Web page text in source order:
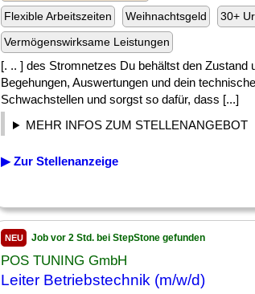
Flexible Arbeitszeiten
Weihnachtsgeld
30+
Vermögenswirksame Leistungen
[. .. ] des Stromnetzes Du behältst den
Begehungen, Auswertungen und dein
Schwachstellen und sorgst so dafür, dass [...]
MEHR INFOS ZUM STELLENANGEBOT
▶ Zur Stellenanzeige
NEU Job vor 2 Std. bei StepStone gefunden
POS TUNING GmbH
Leiter Betriebstechnik (m/w/d)